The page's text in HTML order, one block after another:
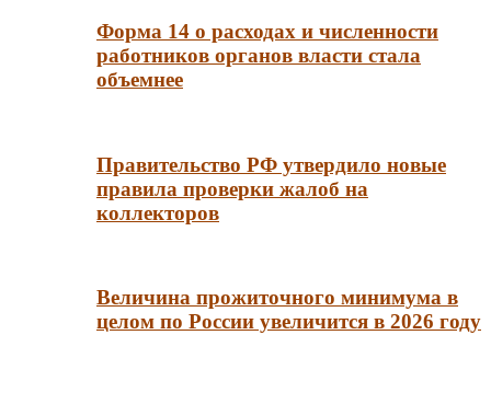
Форма 14 о расходах и численности
работников органов власти стала
объемнее
Правительство РФ утвердило новые
правила проверки жалоб на
коллекторов
Величина прожиточного минимума в
целом по России увеличится в 2026 году